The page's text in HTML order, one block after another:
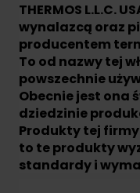
THERMOS L.L.C.
wynalazcą oraz
producentem
To od nazwy tej
powszechnie
Obecnie jest ona
dziedzinie
Produkty tej firmy
to te produkty
standardy i